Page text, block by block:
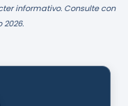
informativo. Consulte con